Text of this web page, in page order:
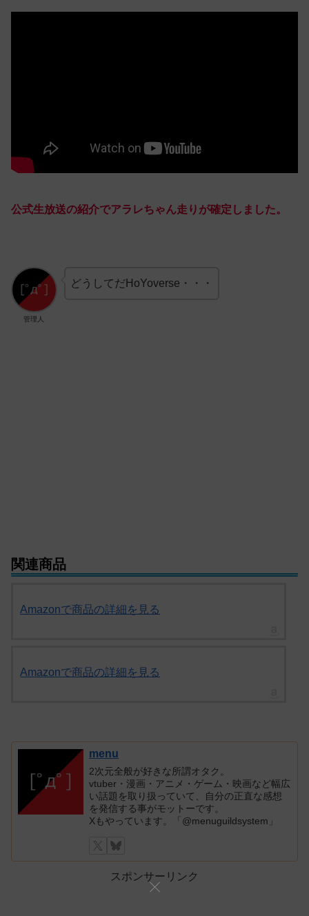
公式生放送の紹介でアラレちゃん走りが確定しました。
管理人
どうしてだHoYoverse・・・
関連商品
Amazonで商品の詳細を見る
Amazonで商品の詳細を見る
menu
2次元全般が好きな所謂オタク。
vtuber・漫画・アニメ・ゲーム・映画など幅広
い話題を取り扱っていて、自分の正直な感想
を発信する事がモットーです。
Xもやっています。「@menuguildsystem」
スポンサーリンク